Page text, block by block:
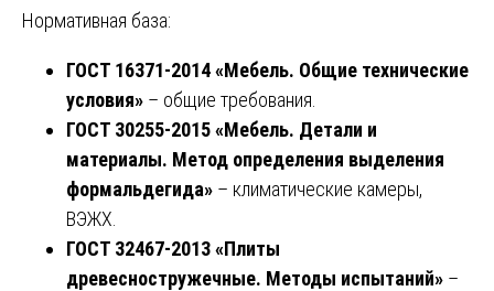
Нормативная база:
ГОСТ 16371-2014 «Мебель. Общие технические
условия» – общие требования.
ГОСТ 30255-2015 «Мебель. Детали и
материалы. Метод определения выделения
формальдегида» – климатические камеры,
ВЭЖХ.
ГОСТ 32467-2013 «Плиты
древесностружечные. Методы испытаний» –